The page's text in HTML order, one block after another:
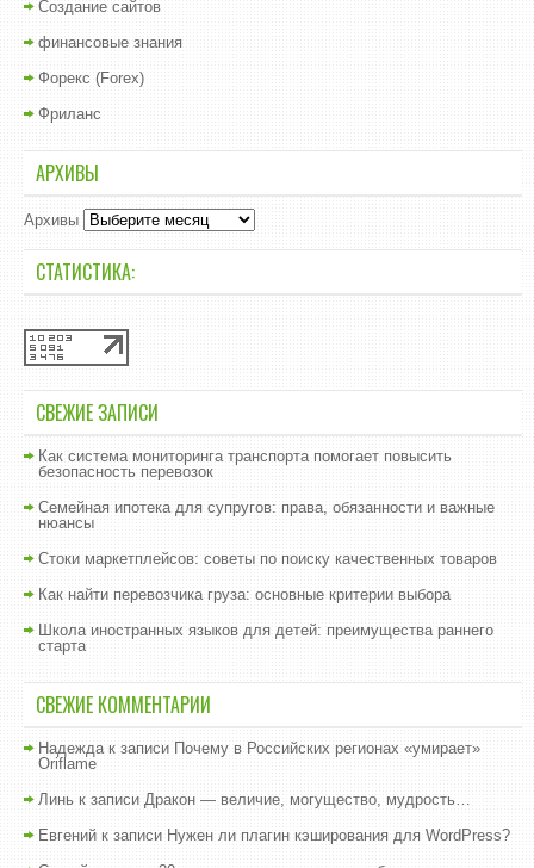
Создание сайтов
финансовые знания
Форекс (Forex)
Фриланс
АРХИВЫ
Архивы
СТАТИСТИКА:
СВЕЖИЕ ЗАПИСИ
Как система мониторинга транспорта помогает повысить
безопасность перевозок
Семейная ипотека для супругов: права, обязанности и важные
нюансы
Стоки маркетплейсов: советы по поиску качественных товаров
Как найти перевозчика груза: основные критерии выбора
Школа иностранных языков для детей: преимущества раннего
старта
СВЕЖИЕ КОММЕНТАРИИ
Надеждак записи Почему в Российских регионах «умирает»
Oriflame
Линь к записи Дракон — величие, могущество, мудрость…
Евгений к записи Нужен ли плагин кэширования для WordPress?